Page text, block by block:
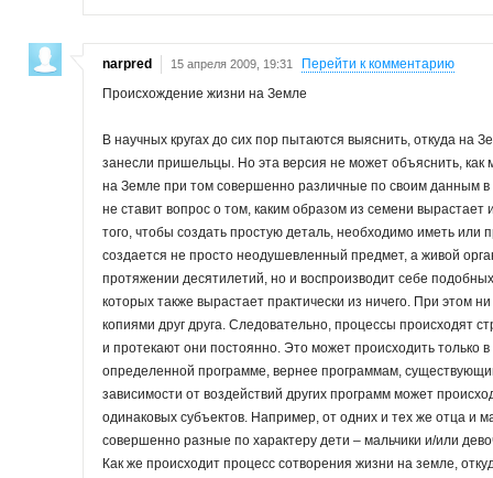
narpred 15 апреля 2009, 19:31
Перейти к комментарию
Происхождение жизни на Земле
В научных кругах до сих пор пытаются выяснить, откуда на
занесли пришельцы. Но эта версия не может объяснить,
на Земле при том совершенно различные по своим данным
не ставит вопрос о том, каким образом из семени
того, чтобы создать простую деталь, необходимо иметь или
создается не просто неодушевленный предмет, а живой
протяжении десятилетий, но и воспроизводит себе
которых также вырастает практически из ничего. При этом
копиями друг друга. Следовательно, процессы происходят
и протекают они постоянно. Это может происходить только
определенной программе, вернее программам,
зависимости от воздействий других программ может
одинаковых субъектов. Например, от одних и тех же отца и
совершенно разные по характеру дети – мальчики и/или
Как же происходит процесс сотворения жизни на земле,